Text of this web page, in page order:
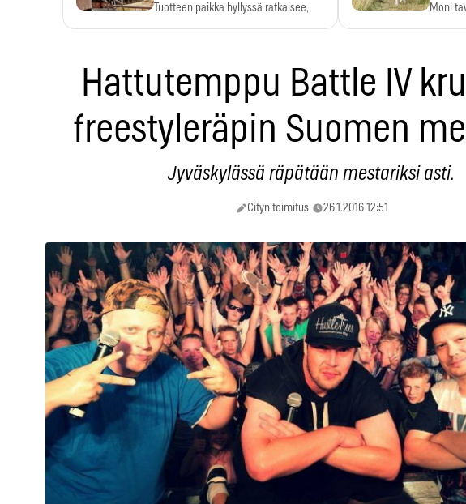
Tuotteen paikka hyllyssä ratkaisee,
Moni
Hattutemppu Battle IV
freestyleräpin Suomen
Jyväskylässä räpätään mestariksi asti.
Cityn toimitus 26.1.2016 12:51